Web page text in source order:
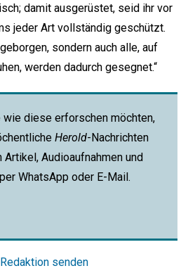
damit ausgerüstet, seid ihr vor
jeder Art vollständig geschützt.
sondern auch alle, auf
werden dadurch gesegnet.“
wie diese erforschen möchten,
Herold-Nachrichten
Artikel, Audioaufnahmen und
WhatsApp oder E-Mail.
senden